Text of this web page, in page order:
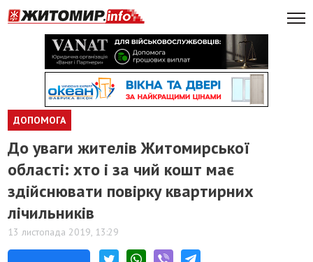
ДОПОМОГА
До уваги жителів Житомирської
області: хто і за чий кошт має
здійснювати повірку квартирних
лічильників
13 листопада 2019, 13:29